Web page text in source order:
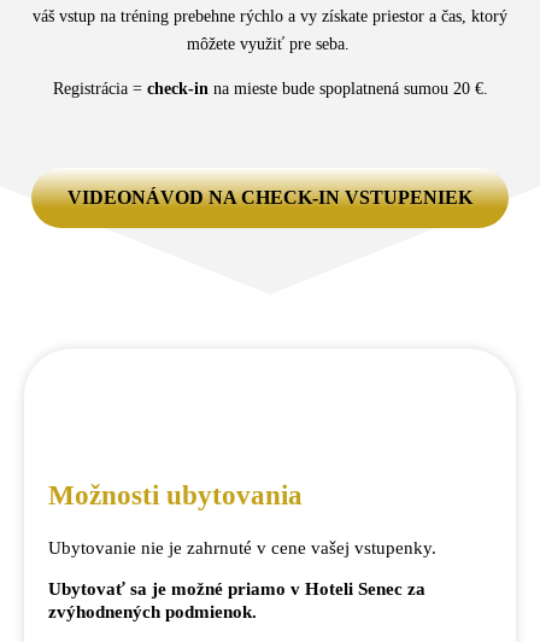
váš vstup na tréning prebehne rýchlo a vy získate priestor a čas, ktorý
môžete využiť pre seba.
Registrácia = check-inna mieste bude spoplatnená sumou 20 €.
VIDEONÁVOD NA CHECK-IN VSTUPENIEK
Možnosti ubytovania
Ubytovanie nie je zahrnuté v cene vašej vstupenky.
Ubytovať sa je možné priamo v Hoteli Senec za
zvýhodnených podmienok.